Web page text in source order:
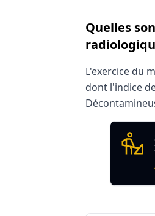
Quelles
L'exercice du
dont l'indice
Qualité